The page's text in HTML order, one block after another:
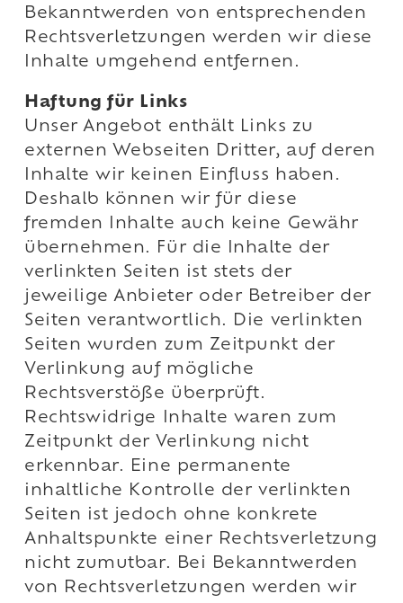
Bekanntwerden von entsprechenden
Rechtsverletzungen werden wir diese
Inhalte umgehend entfernen.
Haftung für Links
Unser Angebot enthält Links zu
externen Webseiten Dritter, auf deren
Inhalte wir keinen Einfluss haben.
Deshalb können wir für diese
fremden Inhalte auch keine Gewähr
übernehmen. Für die Inhalte der
verlinkten Seiten ist stets der
jeweilige Anbieter oder Betreiber der
Seiten verantwortlich. Die verlinkten
Seiten wurden zum Zeitpunkt der
Verlinkung auf mögliche
Rechtsverstöße überprüft.
Rechtswidrige Inhalte waren zum
Zeitpunkt der Verlinkung nicht
erkennbar. Eine permanente
inhaltliche Kontrolle der verlinkten
Seiten ist jedoch ohne konkrete
Anhaltspunkte einer Rechtsverletzung
nicht zumutbar. Bei Bekanntwerden
von Rechtsverletzungen werden wir